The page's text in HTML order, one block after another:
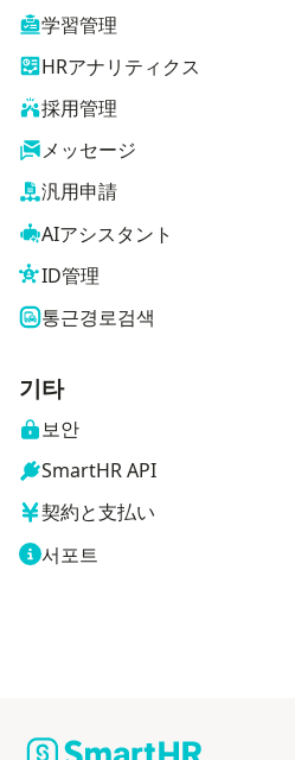
学習管理
HRアナリティクス
採用管理
メッセージ
汎用申請
AIアシスタント
ID管理
통근경로검색
기타
보안
SmartHR API
契約と支払い
서포트